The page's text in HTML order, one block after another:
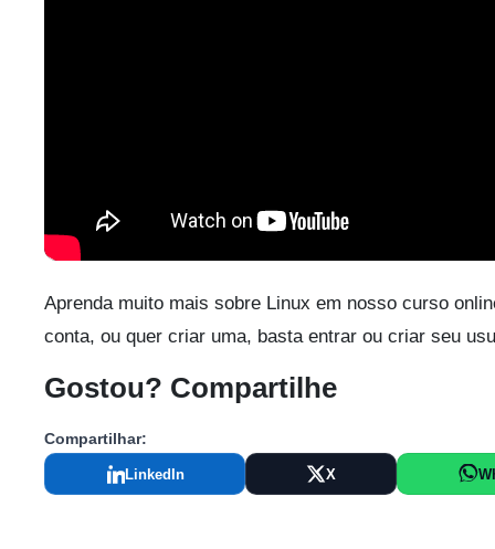
Aprenda muito mais sobre Linux em nosso curso
conta, ou quer criar uma, basta entrar ou criar seu
Gostou? Compartilhe
Compartilhar:
LinkedIn X